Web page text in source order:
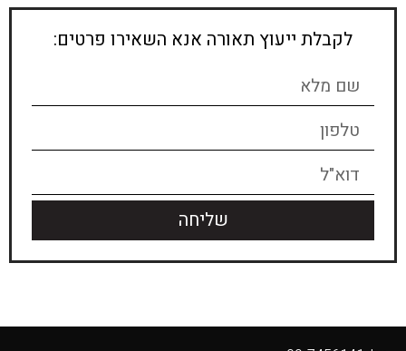
לקבלת ייעוץ תאורה אנא השאירו פרטים:
שליחה